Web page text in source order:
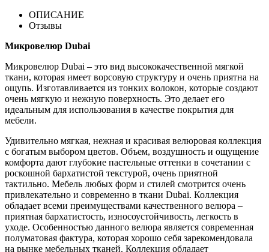
ОПИСАНИЕ
Отзывы
Микровелюр Dubai
Микровелюр Dubai – это вид высококачественной мягкой
ткани, которая имеет ворсовую структуру и очень приятна на
ощупь. Изготавливается из тонких волокон, которые создают
очень мягкую и нежную поверхность. Это делает его
идеальным для использования в качестве покрытия для
мебели.
Удивительно мягкая, нежная и красивая велюровая коллекция
с богатым выбором цветов. Объем, воздушность и ощущение
комфорта дают глубокие пастельные оттенки в сочетании с
роскошной бархатистой текстурой, очень приятной
тактильно. Мебель любых форм и стилей смотрится очень
привлекательно и современно в ткани Dubai. Коллекция
обладает всеми преимуществами качественного велюра –
приятная бархатистость, износоустойчивость, легкость в
уходе. Особенностью данного велюра является современная
полуматовая фактура, которая хорошо себя зарекомендовала
на рынке мебельных тканей. Коллекция обладает